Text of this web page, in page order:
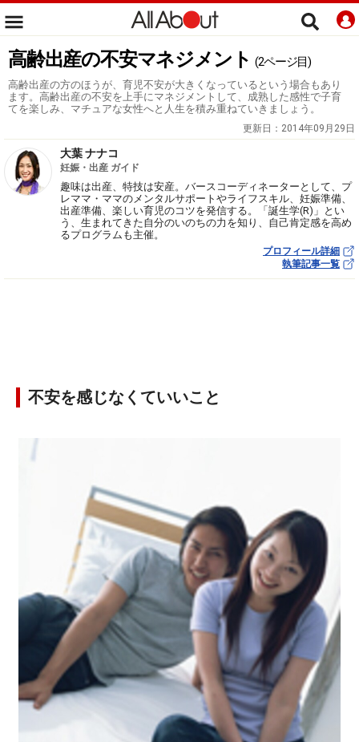
高齢出産の不安マネジメント (2ページ目)
高齢出産の方のほうが、育児不安が大きくなっているという場合もあり
ます。高齢出産の不安を上手にマネジメントして、成熟した感性で子育
てを楽しみ、マチュアな女性へと人生を積み重ねていきましょう。
更新日： 2014年09月29日
大葉 ナナコ
妊娠・出産 ガイド
趣味は出産、特技は安産。バースコーディネーターとして、プ
レママ・ママのメンタルサポートやライフスキル、妊娠準備、
出産準備、楽しい育児のコツを発信する。「誕生学(R)」とい
う、生まれてきた自分のいのちの力を知り、自己肯定感を高め
るプログラムも主催。
プロフィール詳細
執筆記事一覧
不安を感じなくていいこと